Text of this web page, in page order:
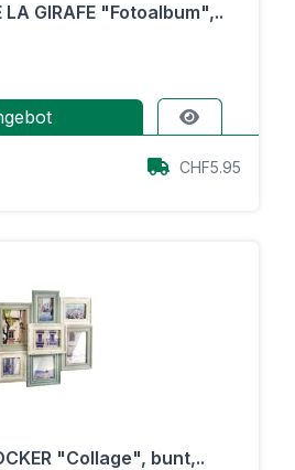
GIRAFE "Fotoalbum",..
CHF5.95
"Collage", bunt,..